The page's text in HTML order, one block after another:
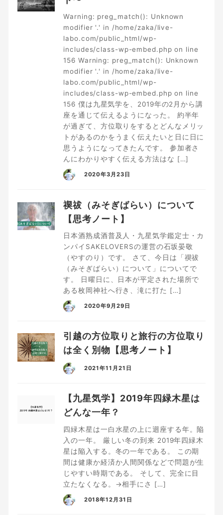
Warning: preg_match(): Unknown
modifier '.' in /home/zaka/live-
labo.com/public_html/wp-
includes/class-wp-embed.php on line
156 Warning: preg_match(): Unknown
modifier '.' in /home/zaka/live-
labo.com/public_html/wp-
includes/class-wp-embed.php on line
156 僕は九星気学を、2019年の2月から講
座を通じて伝えるようになった。 約半年
が過ぎて、方位取りをするとどんなメリッ
トがあるのかをうまく伝えたいと日に日に
思うようになってきたんです。 参加者さ
んにわかりやすく伝える方法はな […]
2020年3月23日
禊祓（みそぎばらい）について
【思考ノート】
日本酒熟成酒普及人・九星気学鑑定士・カ
ンパイSAKELOVERSの運営の石坂晏敬
（やすのり）です。 さて、今日は「禊祓
（みそぎばらい）について」についてで
す。 日曜日に、日本が平定された場所で
ある枚岡神社へ行き、滝に打た […]
2020年9月29日
引越の方位取りと旅行の方位取り
は全く別物【思考ノート】
2021年11月21日
【九星気学】2019年四緑木星は
どんな一年？
四緑木星は一白水星の上に迴座する年。陥
入の一年。 厳しい冬の到来 2019年四緑木
星は陥入する。冬の一年である。 この期
間は健康か経済か人間関係などで問題が生
じやすい時期である。 そして、完全に目
立たなくなる。→相手にさ […]
2018年12月31日